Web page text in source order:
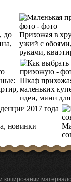
до
Прихожая в
узкий с
руками,
Шкаф
маленьких
идеи, мини
новинки
копировании